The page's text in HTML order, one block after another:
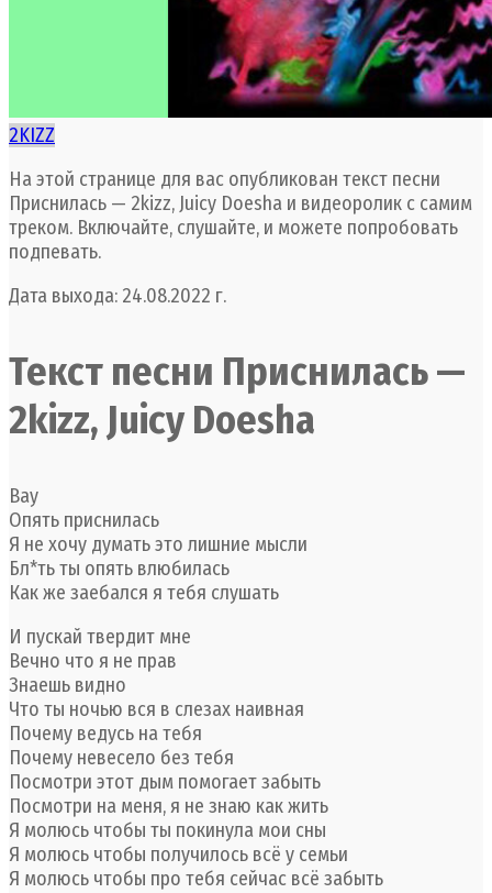
2KIZZ
На этой странице для вас опубликован текст песни
Приснилась — 2kizz, Juicy Doesha и видеоролик с самим
треком. Включайте, слушайте, и можете попробовать
подпевать.
Дата выхода: 24.08.2022 г.
Текст песни Приснилась —
2kizz, Juicy Doesha
Вау
Опять приснилась
Я не хочу думать это лишние мысли
Бл*ть ты опять влюбилась
Как же заебался я тебя слушать
И пускай твердит мне
Вечно что я не прав
Знаешь видно
Что ты ночью вся в слезах наивная
Почему ведусь на тебя
Почему невесело без тебя
Посмотри этот дым помогает забыть
Посмотри на меня, я не знаю как жить
Я молюсь чтобы ты покинула мои сны
Я молюсь чтобы получилось всё у семьи
Я молюсь чтобы про тебя сейчас всё забыть